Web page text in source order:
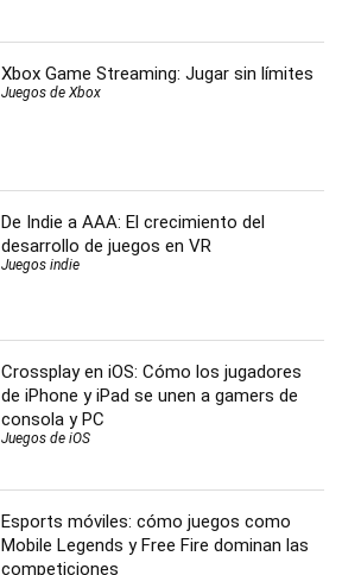
Xbox Game Streaming: Jugar sin límites
Juegos de Xbox
De Indie a AAA: El crecimiento del
desarrollo de juegos en VR
Juegos indie
Crossplay en iOS: Cómo los jugadores
de iPhone y iPad se unen a gamers de
consola y PC
Juegos de iOS
Esports móviles: cómo juegos como
Mobile Legends y Free Fire dominan las
competiciones